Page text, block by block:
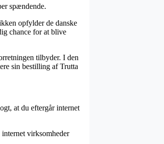
spændende.
opfylder de danske
chance for at blive
tilbyder. I den
sin bestilling af Trutta
at du eftergår internet
virksomheder